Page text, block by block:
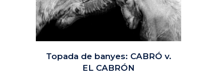
Topada de banyes: CABRÓ v.
EL CABRÓN